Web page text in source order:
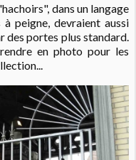
dans un langage
peigne, devraient aussi
portes plus standard.
en photo pour les